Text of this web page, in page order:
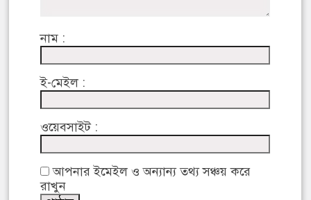
নাম :
ই-মেইল :
ওয়েবসাইট :
আপনার ইমেইল ও অন্যান্য তথ্য সঞ্চয় করে
রাখুন